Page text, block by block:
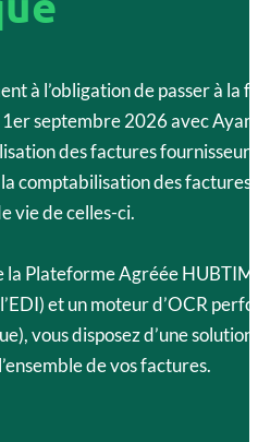
à l’obligation de passer à la
septembre 2026 avec
des factures
comptabilisation des
vie de celles-ci.
la Plateforme Agréée
et un moteur d’OCR
vous disposez d’une
de vos factures.